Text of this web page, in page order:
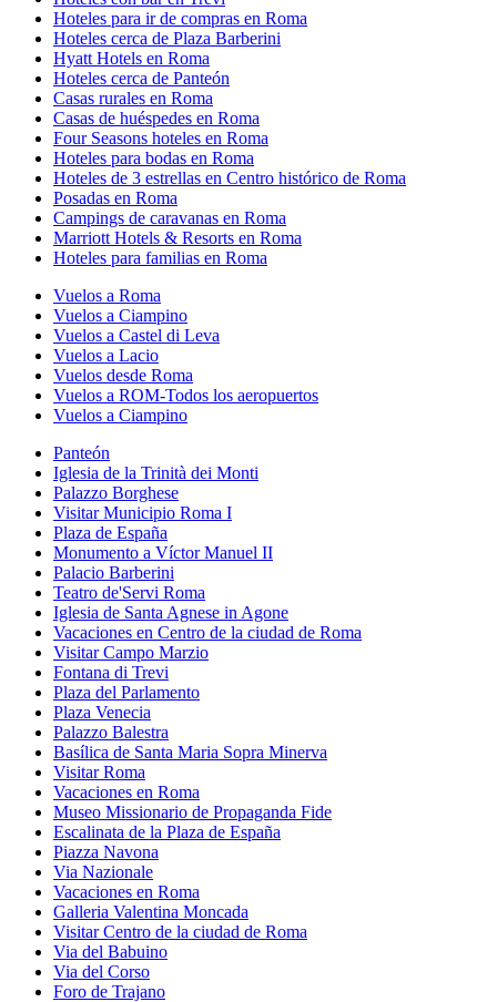
Hoteles para ir de compras en Roma
Hoteles cerca de Plaza Barberini
Hyatt Hotels en Roma
Hoteles cerca de Panteón
Casas rurales en Roma
Casas de huéspedes en Roma
Four Seasons hoteles en Roma
Hoteles para bodas en Roma
Hoteles de 3 estrellas en Centro histórico de Roma
Posadas en Roma
Campings de caravanas en Roma
Marriott Hotels & Resorts en Roma
Hoteles para familias en Roma
Vuelos a Roma
Vuelos a Ciampino
Vuelos a Castel di Leva
Vuelos a Lacio
Vuelos desde Roma
Vuelos a ROM-Todos los aeropuertos
Vuelos a Ciampino
Panteón
Iglesia de la Trinità dei Monti
Palazzo Borghese
Visitar Municipio Roma I
Plaza de España
Monumento a Víctor Manuel II
Palacio Barberini
Teatro de'Servi Roma
Iglesia de Santa Agnese in Agone
Vacaciones en Centro de la ciudad de Roma
Visitar Campo Marzio
Fontana di Trevi
Plaza del Parlamento
Plaza Venecia
Palazzo Balestra
Basílica de Santa Maria Sopra Minerva
Visitar Roma
Vacaciones en Roma
Museo Missionario de Propaganda Fide
Escalinata de la Plaza de España
Piazza Navona
Via Nazionale
Vacaciones en Roma
Galleria Valentina Moncada
Visitar Centro de la ciudad de Roma
Via del Babuino
Via del Corso
Foro de Trajano